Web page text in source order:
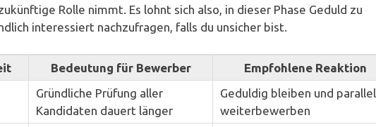
Rolle nimmt. Es lohnt sich also, in dieser Phase Geduld zu
interessiert nachzufragen, falls du unsicher bist.
Bedeutung für Bewerber
Empfohlene Reaktion
Gründliche Prüfung aller
Kandidaten dauert länger
Geduldig bleiben und parallel
weiterbewerben